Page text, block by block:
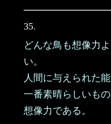
35.
どんな鳥も想像力
い。
人間に与えられた
一番素晴らしいも
想像力である。